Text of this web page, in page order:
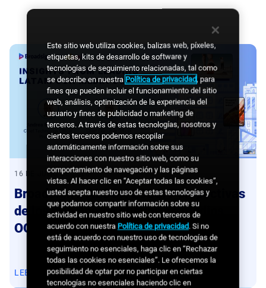
16 DE JULIO DE 2026
Broadsign x ALOOH 2026: Perspectivas
de los principales dueños de medios
OOH en LATAM
LEER EL ARTÍCULO
Este sitio web utiliza cookies, balizas web, píxeles,
etiquetas, kits de desarrollo de software y
tecnologías de seguimiento relacionadas, tal como
se describe en nuestra Política de privacidad, para
fines que pueden incluir el funcionamiento del sitio
web, análisis, optimización de la experiencia del
usuario y fines de publicidad o marketing de
terceros. A través de estas tecnologías, nosotros y
ciertos terceros podemos recopilar
automáticamente información sobre sus
interacciones con nuestro sitio web, como su
comportamiento de navegación y las páginas
vistas. Al hacer clic en “Aceptar todas las cookies”,
usted acepta nuestro uso de estas tecnologías y
que podamos compartir información sobre su
actividad en nuestro sitio web con terceros de
acuerdo con nuestra Política de privacidad. Si no
está de acuerdo con nuestro uso de tecnologías de
seguimiento no esenciales, haga clic en “Rechazar
todas las cookies no esenciales”. Le ofrecemos la
posibilidad de optar por no participar en ciertas
tecnologías no esenciales haciendo clic en